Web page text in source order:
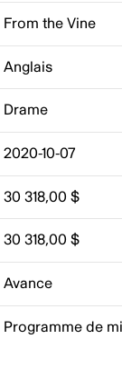
From the Vine
Anglais
Drame
2020-10-07
30 318,00 $
30 318,00 $
Avance
Programme de